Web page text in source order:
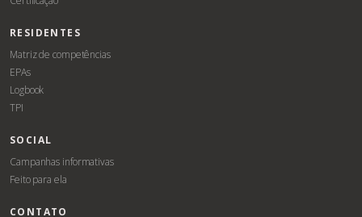
RESIDENTES
Matriz de competências
EPAs
Logbook
TPI
SOCIAL
Campanhas informativas
Feito para ela
CONTATO